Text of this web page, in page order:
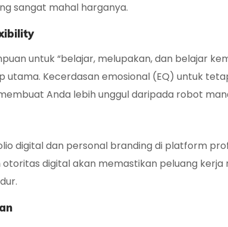
sangat mahal harganya.
untuk “belajar, melupakan, dan belajar
utama. Kecerdasan emosional (EQ) untuk
Anda lebih unggul daripada robot
digital dan personal branding di platform
digital akan memastikan peluang kerja